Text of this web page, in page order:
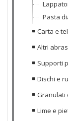
Pasta
Carta e
Altri
Supporti
Dischi e
Granulati
Lime e